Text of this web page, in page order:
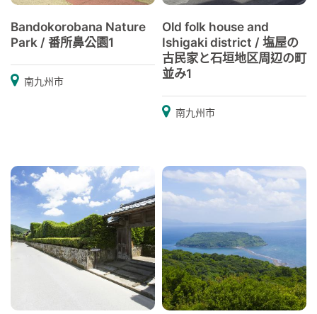
Bandokorobana Nature
Park / 番所鼻公園1
南九州市
Old folk house and
Ishigaki district / 塩屋の
古民家と石垣地区周辺の町
並み1
南九州市